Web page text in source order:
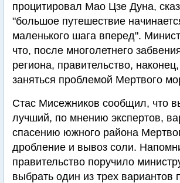
процитировал Мао Цзе Дуна,
"большое путешествие
маленького шага вперед".
что, после многолетнего
региона, правительство,
заняться проблемой Мертвого
Стас Мисежников сообщил, что
лучший, по мнению экспертов,
спасению южного района
дробление и вывоз соли.
правительство поручило
выбрать один из трех вариантов